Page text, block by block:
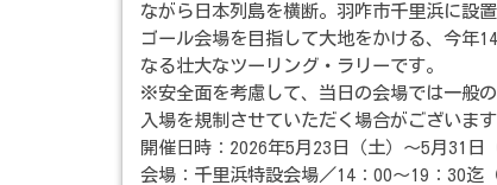
ながら日本列島を横断。羽咋市千里浜に設
ゴール会場を目指して大地をかける、今年
なる壮大なツーリング・ラリーです。
※安全面を考慮して、当日の会場では一般
入場を規制させていただく場合がございます
開催日時：2026年5月23日（土）～5月31日
会場：千里浜特設会場／14：00～19：30迄